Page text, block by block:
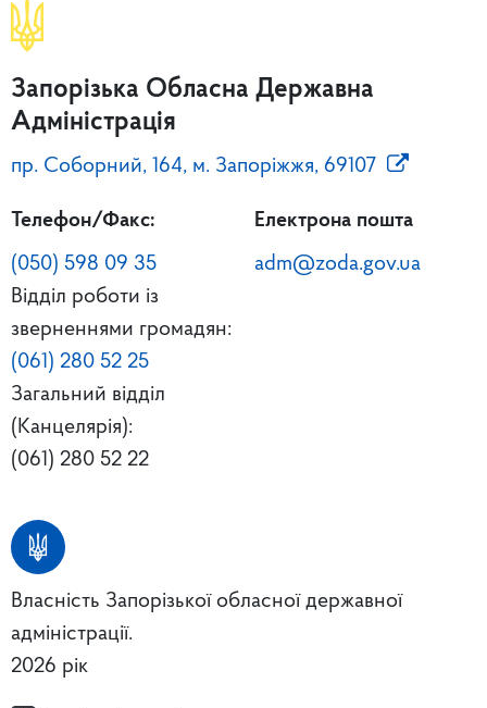
Запорізька Обласна Державна
Адміністрація
пр. Соборний, 164, м. Запоріжжя, 69107
Телефон/Факс:
(050) 598 09 35
Відділ роботи із
зверненнями громадян:
(061) 280 52 25
Загальний відділ
(Канцелярія):
(061) 280 52 22
Електрона пошта
adm@zoda.gov.ua
Власність Запорізької обласної державної
адміністрації.
2026 рік